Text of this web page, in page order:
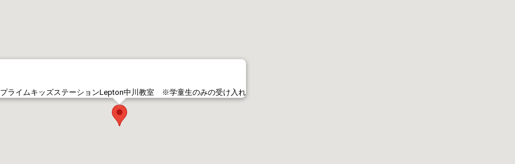
プライムキッズステーションLepton中川教室 ※学童生のみの受け入れ